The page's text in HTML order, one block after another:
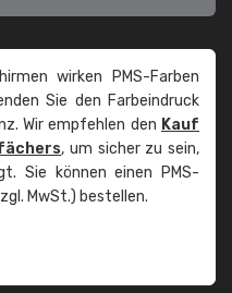
wirken PMS-Farben
Sie den Farbeindruck
Wir empfehlen den Kauf
, um sicher zu sein,
Sie können einen PMS-
MwSt.) bestellen.